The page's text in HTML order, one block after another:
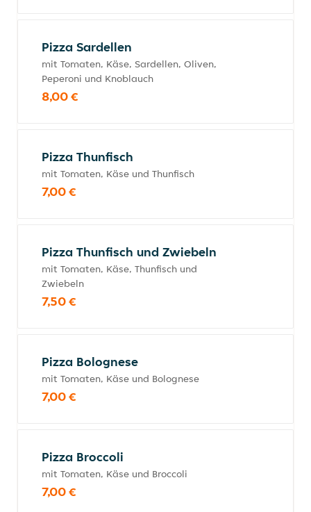
Pizza Sardellen
mit Tomaten, Käse, Sardellen, Oliven,
Peperoni und Knoblauch
8,00 €
Pizza Thunfisch
mit Tomaten, Käse und Thunfisch
7,00 €
Pizza Thunfisch und Zwiebeln
mit Tomaten, Käse, Thunfisch und
Zwiebeln
7,50 €
Pizza Bolognese
mit Tomaten, Käse und Bolognese
7,00 €
Pizza Broccoli
mit Tomaten, Käse und Broccoli
7,00 €